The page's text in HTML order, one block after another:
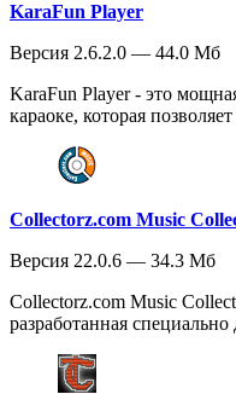
KaraFun Player
Версия 2.6.2.0 — 44.0 Мб
KaraFun Player - это
караоке, которая
Collectorz.com Music
Версия 22.0.6 — 34.3 Мб
Collectorz.com Music
разработанная